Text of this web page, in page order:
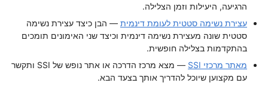
הרגיעה, היעילות וזמן הצלילה.
עצירת נשימה סטטית לעומת דינמית — הבן כיצד עצירת נשימה
סטטית שונה מעצירת נשימה דינמית וכיצד שני האימונים תומכים
בהתקדמות בצלילה חופשית.
מאתר מרכזי SSI
— מצא מרכז הדרכה או אתר נופש של SSI ותקשר
עם מקצוען שיוכל להדריך אותך בצעד הבא.